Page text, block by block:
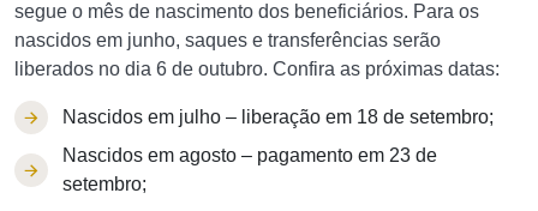
segue o mês de nascimento dos beneficiários. Para os
nascidos em junho, saques e transferências serão
liberados no dia 6 de outubro. Confira as próximas datas:
Nascidos em julho – liberação em 18 de setembro;
Nascidos em agosto – pagamento em 23 de
setembro;